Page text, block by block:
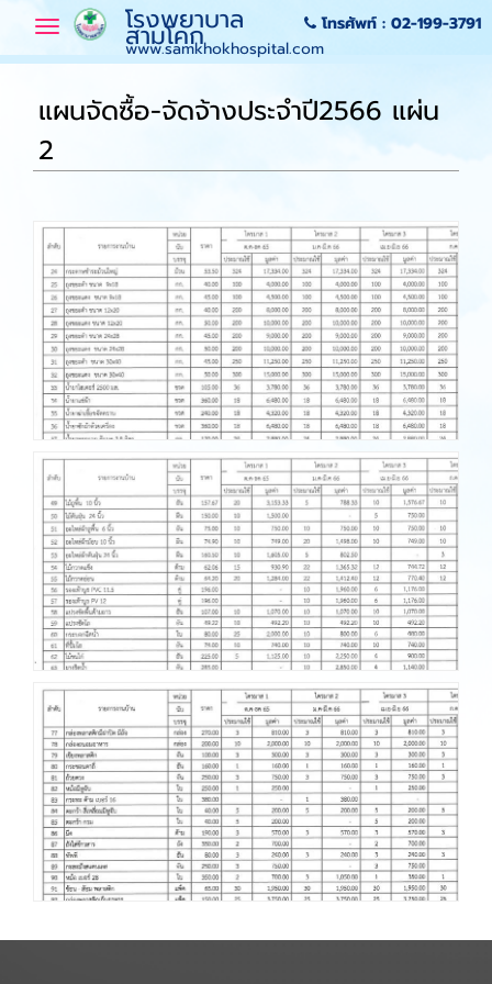
Toggle
navigation
โรงพยาบาล
สามโคก
www.samkhokhospital.com
โทรศัพท์ : 02-199-3791
แผนจัดซื้อ-จัดจ้างประจำปี2566 แผ่น
2